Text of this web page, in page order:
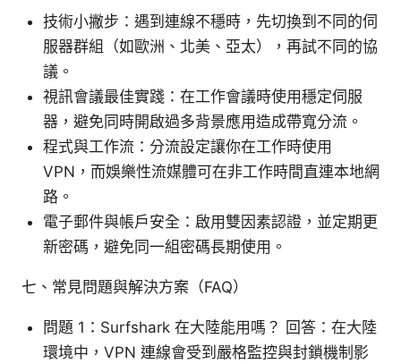
技術小撇步：遇到連線不穩時，先切換到不同的伺
服器群組（如歐洲、北美、亞太），再試不同的協
議。
視訊會議最佳實踐：在工作會議時使用穩定伺服
器，避免同時開啟過多背景應用造成帶寬分流。
程式與工作流：分流設定讓你在工作時使用
VPN，而娛樂性流媒體可在非工作時間直連本地網
路。
電子郵件與帳戶安全：啟用雙因素認證，並定期更
新密碼，避免同一組密碼長期使用。
七、常見問題與解決方案（FAQ）
問題 1：Surfshark 在大陸能用嗎？ 回答：在大陸
環境中，VPN 連線會受到嚴格監控與封鎖機制影